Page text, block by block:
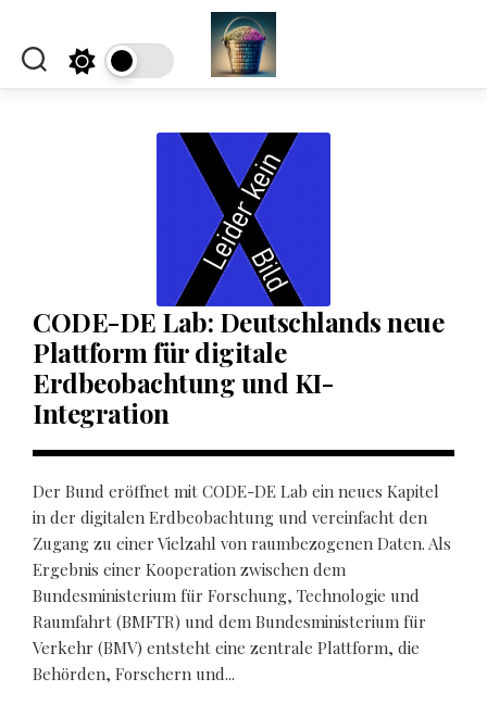
content
CODE-DE Lab: Deutschlands neue
Plattform für digitale
Erdbeobachtung und KI-
Integration
Der Bund eröffnet mit CODE-DE Lab ein neues Kapitel
in der digitalen Erdbeobachtung und vereinfacht den
Zugang zu einer Vielzahl von raumbezogenen Daten. Als
Ergebnis einer Kooperation zwischen dem
Bundesministerium für Forschung, Technologie und
Raumfahrt (BMFTR) und dem Bundesministerium für
Verkehr (BMV) entsteht eine zentrale Plattform, die
Behörden, Forschern und...